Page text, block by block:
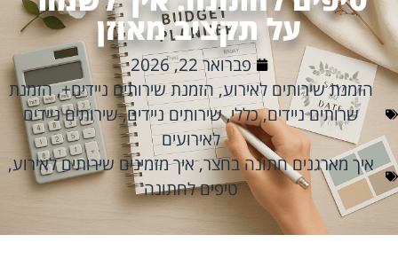
על תקציב מאוזן
פברואר 22, 2026
הזמנת שירותים לאירוע, הזמנת שירותים ניידים+,הזמנת
שרותים ניידים,כללי,שירותים ניידים,שירותים ניידים
לאירועים
איך מארגנים חתונה בחצר,איך מזמינים שירותים לאירוע,
טיפים לחתונה